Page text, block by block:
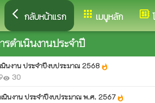
arrow_back_ios กลับหน้าแรก apps เมนูหลัก developer_board
รดำเนินงานประจำปี
นินงาน ประจำปีงบประมาณ 2568 whatshot
visibility 30
นินงาน ประจำปีงบประมาณ พ.ศ. 2567whatshot